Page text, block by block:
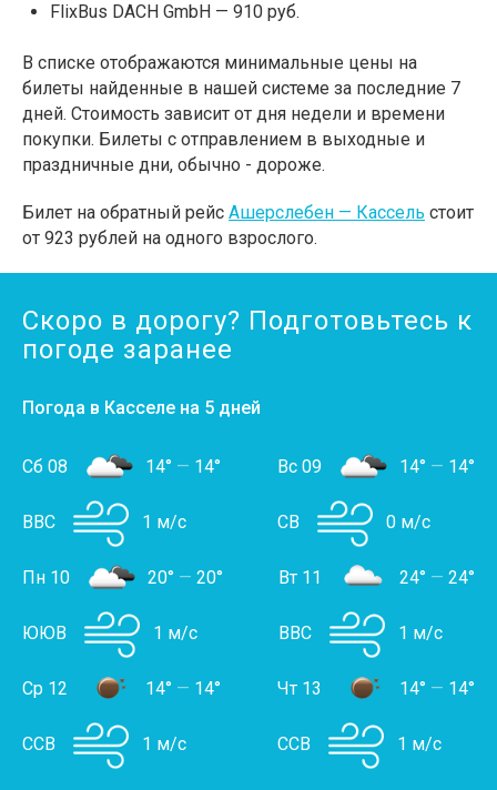
FlixBus DACH GmbH — 910 руб.
В списке отображаются минимальные цены на
билеты найденные в нашей системе за последние 7
дней. Стоимость зависит от дня недели и времени
покупки. Билеты с отправлением в выходные и
праздничные дни, обычно - дороже.
Билет на обратный рейс Ашерслебен — Кассель стоит
от 923 рублей на одного взрослого.
Скоро в дорогу? Подготовьтесь к
погоде заранее
Погода в Касселе на 5 дней
Сб 08 14° — 14°
ВВС 1 м/с
Вс 09 14° — 14°
СВ 0 м/с
Пн 10 20° — 20°
ЮЮВ 1 м/с
Вт 11 24° — 24°
ВВС 1 м/с
Ср 12 14° — 14°
ССВ 1 м/с
Чт 13 14° — 14°
ССВ 1 м/с